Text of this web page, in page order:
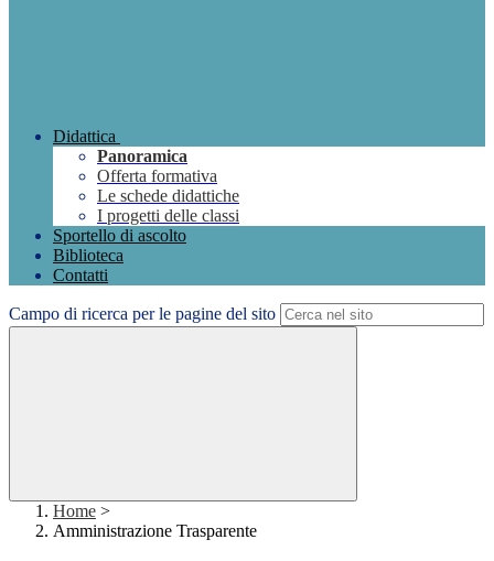
Didattica
Panoramica
Offerta formativa
Le schede didattiche
I progetti delle classi
Sportello di ascolto
Biblioteca
Contatti
Campo di ricerca per le pagine del sito
Home >
Amministrazione Trasparente